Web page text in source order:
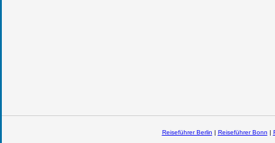
Reiseführer Berlin | Reiseführer Bonn |